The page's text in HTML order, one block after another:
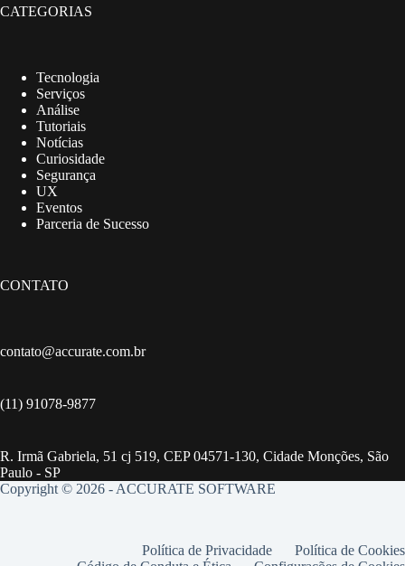
CATEGORIAS
Tecnologia
Serviços
Análise
Tutoriais
Notícias
Curiosidade
Segurança
UX
Eventos
Parceria de Sucesso
CONTATO
contato@accurate.com.br
(11) 91078-9877
R. Irmã Gabriela, 51 cj 519, CEP 04571-130, Cidade Monções, São
Paulo - SP
Copyright © 2026 - ACCURATE SOFTWARE
Política de Privacidade
Política de Cookies